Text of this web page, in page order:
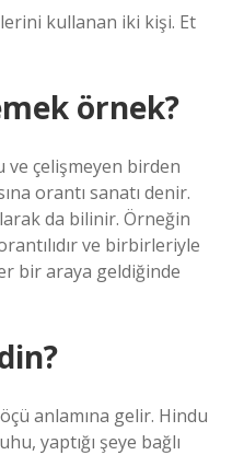
kullanan iki kişi. Et
örnek?
ve çelişmeyen birden
orantı sanatı denir.
da bilinir. Örneğin
ve birbirleriyle
bir araya geldiğinde
anlamına gelir. Hindu
yaptığı şeye bağlı